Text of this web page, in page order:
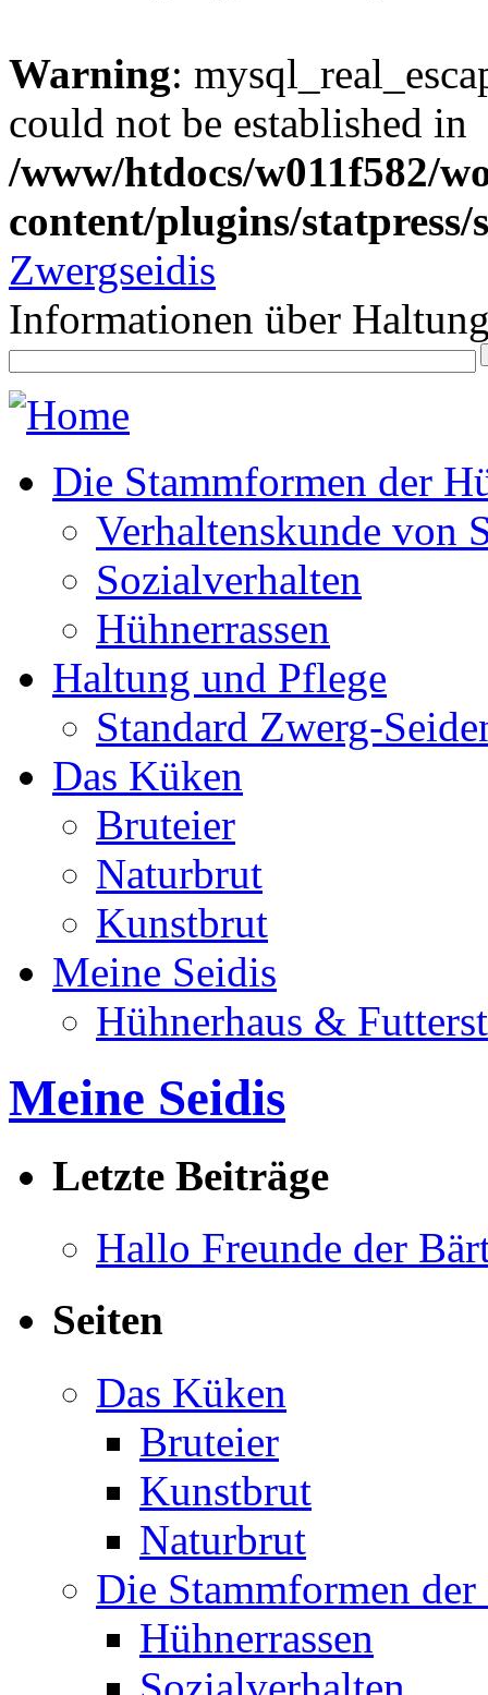
Warning:
could not be established in
/www/htdocs/w011f582/
content/plugins/statpress/
Zwergseidis
Informationen über
Die Stammformen der
Verhaltenskunde von
Sozialverhalten
Hühnerrassen
Haltung und Pflege
Standard Zwerg-
Das Küken
Bruteier
Naturbrut
Kunstbrut
Meine Seidis
Hühnerhaus &
Meine Seidis
Letzte Beiträge
Hallo Freunde der
Seiten
Das Küken
Bruteier
Kunstbrut
Naturbrut
Die Stammformen der
Hühnerrassen